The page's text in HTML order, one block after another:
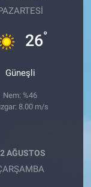
26°
Güneşli
Nem: %46
8.00 m/s
AĞUSTOS